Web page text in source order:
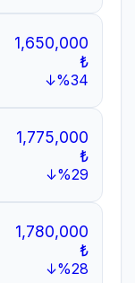
1,650,000
₺
↓%34
1,775,000
₺
↓%29
1,780,000
₺
↓%28